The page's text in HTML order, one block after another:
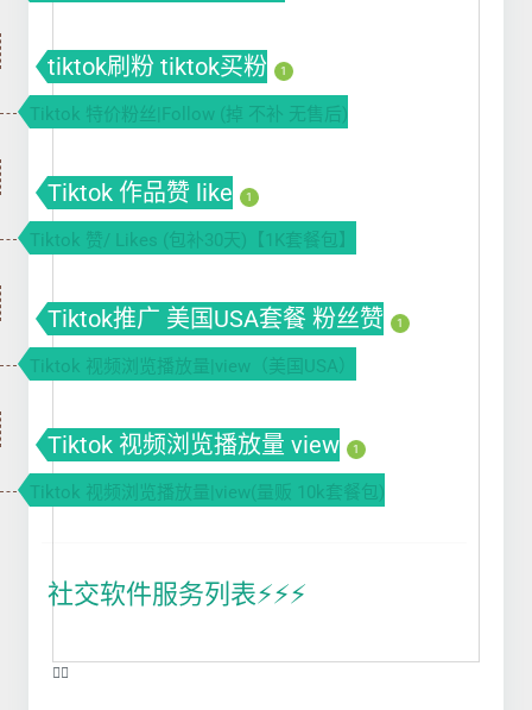
tiktok刷粉 tiktok买粉 1
Tiktok 特价粉丝|Follow (掉 不补 无售后)
Tiktok 作品赞 like 1
Tiktok 赞/ Likes (包补30天)【1K套餐包】
Tiktok推广 美国USA套餐 粉丝赞 1
Tiktok 视频浏览播放量|view（美国USA）
Tiktok 视频浏览播放量 view 1
Tiktok 视频浏览播放量|view(量贩 10k套餐包)
社交软件服务列表⚡️⚡️⚡️
❤️‍🔥